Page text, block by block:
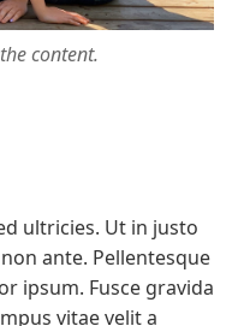
content.
ultricies. Ut in justo
ante. Pellentesque
ipsum. Fusce gravida
vitae velit a